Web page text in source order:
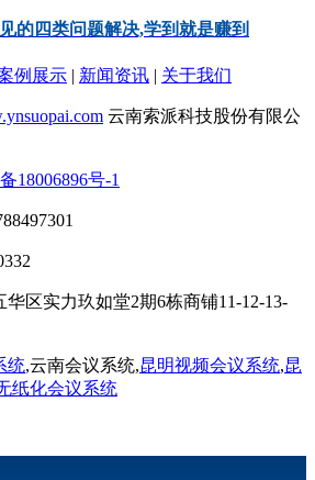
的四类问题解决,学到就是赚到
例展示 | 新闻资讯 | 关于我们
云南索派科技股份有限公
18006896号-1
区实力玖如堂2期6栋商铺11-12-13-
统,云南会议系统,昆明视频会议系统,昆
纸化会议系统